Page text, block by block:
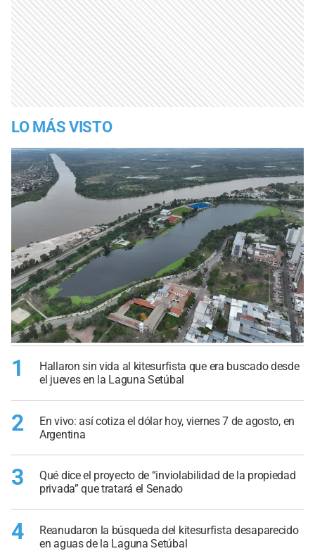
LO MÁS VISTO
1
Hallaron sin vida al kitesurfista que era buscado desde
el jueves en la Laguna Setúbal
2
En vivo: así cotiza el dólar hoy, viernes 7 de agosto, en
Argentina
3
Qué dice el proyecto de “inviolabilidad de la propiedad
privada” que tratará el Senado
4
Reanudaron la búsqueda del kitesurfista desaparecido
en aguas de la Laguna Setúbal